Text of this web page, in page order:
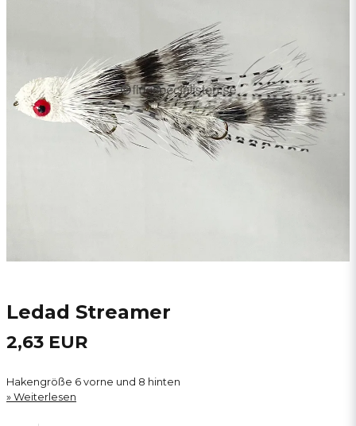
Ledad Streamer
2,63 EUR
Hakengröße 6 vorne und 8 hinten
Weiterlesen